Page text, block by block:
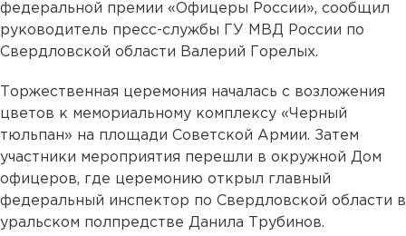
федеральной премии «Офицеры России», сообщил
руководитель пресс-службы ГУ МВД России по
Свердловской области Валерий Горелых.
Торжественная церемония началась с возложения
цветов к мемориальному комплексу «Черный
тюльпан» на площади Советской Армии. Затем
участники мероприятия перешли в окружной Дом
офицеров, где церемонию открыл главный
федеральный инспектор по Свердловской области в
уральском полпредстве Данила Трубинов.